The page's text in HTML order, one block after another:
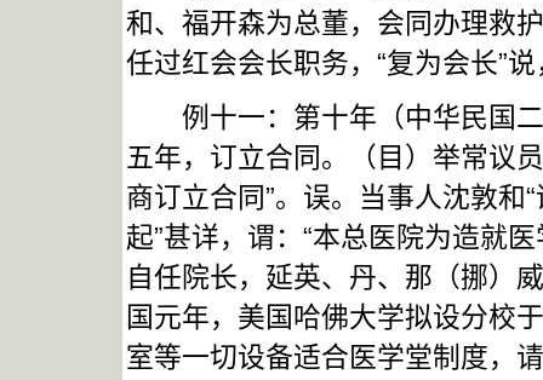
和、福开森为总董，会同办理救
任过红会会长职务，“复为会长”
例十一：第十年（中华民国二
五年，订立合同。（目）举常议
商订立合同”。误。当事人沈敦和
起”甚详，谓：“本总医院为造就
自任院长，延英、丹、那（挪）
国元年，美国哈佛大学拟设分校
室等一切设备适合医学堂制度，